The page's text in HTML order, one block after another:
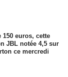
150 euros, cette
JBL notée 4,5 sur
ce mercredi